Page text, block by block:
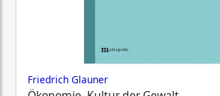
Friedrich Glauner